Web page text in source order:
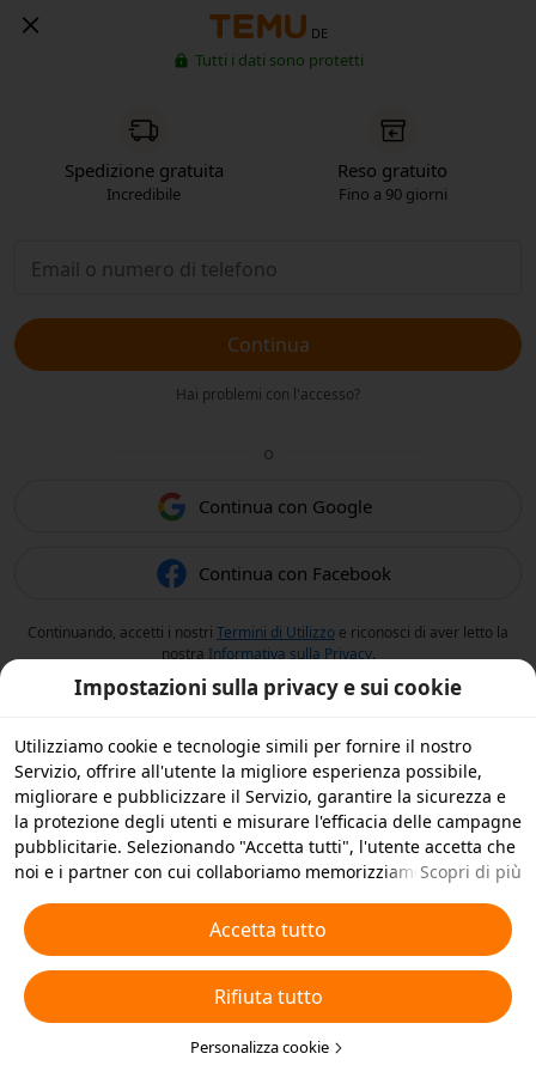
DE
Tutti i dati sono protetti
Spedizione gratuita
Incredibile
Reso gratuito
Fino a 90 giorni
Continua
Hai problemi con l'accesso?
o
Continua con Google
Continua con Facebook
Continuando, accetti i nostri Termini di Utilizzo e riconosci di aver letto la
nostra Informativa sulla Privacy.
Impostazioni sulla privacy e sui cookie
Utilizziamo cookie e tecnologie simili per fornire il nostro
Servizio, offrire all'utente la migliore esperienza possibile,
migliorare e pubblicizzare il Servizio, garantire la sicurezza e
la protezione degli utenti e misurare l'efficacia delle campagne
pubblicitarie. Selezionando "Accetta tutti", l'utente accetta che
noi e i partner con cui collaboriamo memorizziamo cookie e
pubblicitari. L'utente può anche selezionare "Rifiuta tutti" per i
cookie non essenziali, oppure scegliere quali tipi di cookie
accettare o disattivare cliccando su "Personalizza cookie" qui
sotto o in qualsiasi momento nelle impostazioni sulla privacy.
Per ulteriori informazioni, visualizza la nostraInformativa sui
Cookie e sulle Tecnologie Simili.
Scopri di più
Accetta tutto
Rifiuta tutto
Personalizza cookie